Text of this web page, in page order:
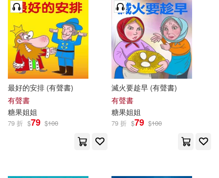
最好的安排 (有聲書)
有聲書
糖果姐姐
79 折 $79 $100
滅火要趁早 (有聲書)
有聲書
糖果姐姐
79 折 $79 $100